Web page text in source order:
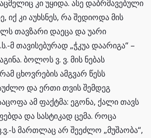
კი უყიდა. ასე დაბრმავებული
იქ კი აუხსნეს, რა შედიოდა მის
თავზარი დაეცა და უარი
მ თავისებურად „ჭკუა დაარიგა“ –
ბოლოს ვ. ვ. მის ნებას
ცხოვრების ამგვარ წესს
და ერთი თვის შემდეგ
ამ ფაქტმა: ეგონა, ქალი თავს
და სასტიკად ცემა. როცა
ს მართლაც არ შეეძლო „მუშაობა“,